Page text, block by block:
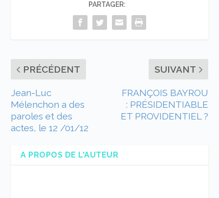
PARTAGER:
PRÉCÉDENT
Jean-Luc
Mélenchon a des
paroles et des
actes, le 12 /01/12
SUIVANT
FRANÇOIS BAYROU
: PRÉSIDENTIABLE
ET PROVIDENTIEL ?
A PROPOS DE L'AUTEUR